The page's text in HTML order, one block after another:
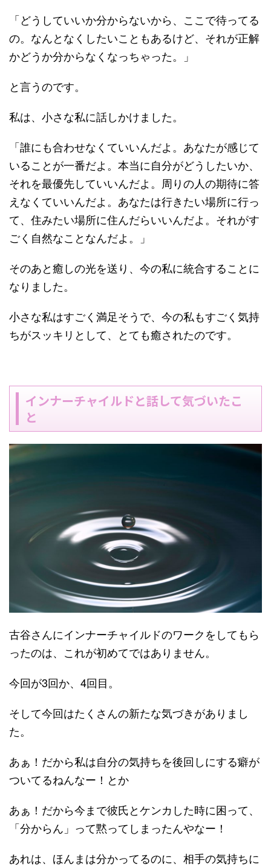
「どうしていいか分からないから、ここで待ってる
の。なんとなくしたいこともあるけど、それが正解
かどうか分からなくなっちゃった。」
と言うのです。
私は、小さな私に話しかけました。
「誰にも合わせなくていいんだよ。あなたが感じて
いることが一番だよ。本当に自分がどうしたいか、
それを最優先していいんだよ。周りの人の期待に答
えなくていいんだよ。あなたは行きたい場所に行っ
て、住みたい場所に住んだらいいんだよ。それがす
ごく自然なことなんだよ。」
そのあと癒しの光を送り、今の私に統合することに
なりました。
小さな私はすごく満足そうで、今の私もすごく気持
ちがスッキリとして、とても癒されたのです。
インナーチャイルドと話して気づいたこ
と
古谷さんにインナーチャイルドのワークをしてもら
ったのは、これが初めてではありません。
今回が3回か、4回目。
そして今回はたくさんの新たな気づきがありまし
た。
あぁ！だから私は自分の気持ちを後回しにする癖が
ついてるねんなー！とか
あぁ！だから今まで彼氏とケンカした時に困って、
「分からん」って黙ってしまったんやなー！
あれは、ほんまは分かってるのに、相手の気持ちに